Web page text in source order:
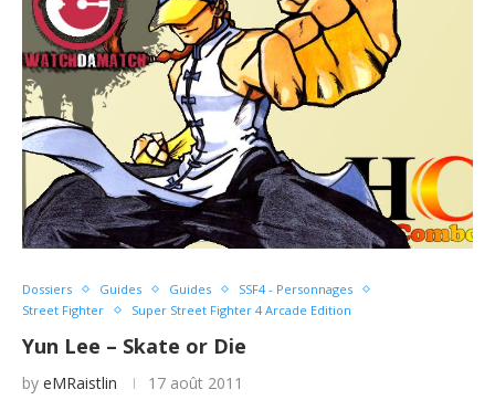
Dossiers Guides Guides
SSF4 - Personnages
Street Fighter
Super Street Fighter 4 Arcade Edition
Yun Lee – Skate or Die
by eMRaistlin 17 août 2011